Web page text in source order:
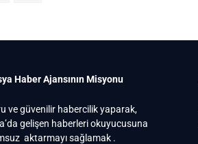
Haber Ajansının Misyonu
ve güvenilir habercilik yaparak,
gelişen haberleri okuyucusuna
aktarmayı sağlamak .